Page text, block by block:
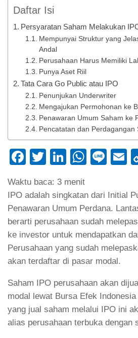
Daftar Isi
Persyaratan Saham Melakukan
Mempunyai Struktur yang
Andal
Perusahaan Harus Memiliki
Punya Aset Riil
Tata Cara Go Public atau IPO
Penunjukan Underwriter
Mengajukan Permohonan ke
Penawaran Umum Saham ke
Pencatatan dan Perdagangan
Facebook
TwitterLinkedInLine
Waktu baca: 3 menit
IPO adalah singkatan dari Initial
Penawaran Umum Perdana.
berarti perusahaan sudah
ke investor untuk mendapatkan
Perusahaan yang sudah
akan terdaftar di pasar modal.
Saham IPO perusahaan akan
modal lewat Bursa Efek
yang jual saham melalui IPO ini
alias perusahaan terbuka dengan